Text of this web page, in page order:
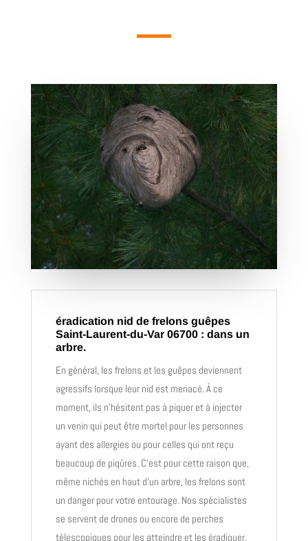
éradication nid de frelons guêpes
Saint-Laurent-du-Var 06700 : dans un
arbre.
En général, les frelons et les guêpes deviennent
agressifs lorsque leur nid est menacé. À ce
moment, ils n’hésitent pas à piquer et à injecter
un venin qui peut être mortel pour les personnes
ayant des allergies ou pour celles qui ont reçu
beaucoup de piqûres. C’est pour cette raison que,
même nichés en haut d’un arbre, les frelons sont
un danger pour votre entourage. Nos spécialistes
se servent de drones ou encore de perches
télescopiques pour les atteindre et les éradiquer.